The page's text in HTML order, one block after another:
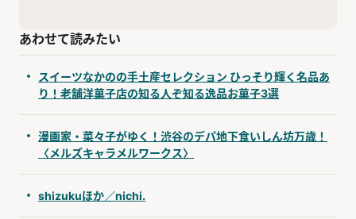
あわせて読みたい
スイーツなかのの手土産セレクション ひっそり輝く名品あ
り！老舗洋菓子店の知る人ぞ知る逸品お菓子3選
漫画家・菜々子がゆく！渋谷のデパ地下食いしん坊万歳！
〈メルズキャラメルワークス〉
shizukuほか／nichi.